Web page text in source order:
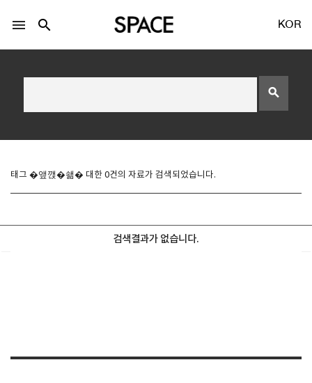
Twitter 로그인
menu search KOR
search
태그 �앺깭�쇎� 대한 0건의 자료가 검색되었습니다.
검색결과가 없습니다.